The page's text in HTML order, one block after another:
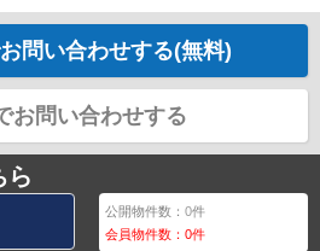
問い合わせする(無料)
お問い合わせする
ら
公開物件数：0件
会員物件数：0件